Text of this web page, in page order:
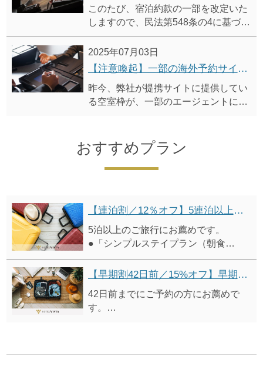
このたび、宿泊約款の一部を改定いた
しますので、民法第548条の4に基づ
き、事前にご案内申し上げます。
改定後の宿泊約款は、2025年10月1日
（予定）より適用開始いたします。
2025年07月03日
【注意喚起】一部の海外予約サイト（Agoda等）ご利用時の注意事項に関するご案内
昨今、弊社が提携サイトに提供してい
る空室枠が、一部のエージェントによ
尚、ホテルビスタにおいては上記トラ
ブルが解消するまでの間、Agodaの直
接販売を一時停止します。
ます。
おすすめプラン
【連泊割／12％オフ】5連泊以上割引プラン（朝食付）
5泊以上のご旅行にお薦めです。
●「シンプルステイプラン（朝食
付）」 から12%オフ
※表示価格は割引適用後の料金です。【早期割42日前／15%オフ】早期予約割引プラン（朝食付）
42日前までにご予約の方にお薦めで
す。